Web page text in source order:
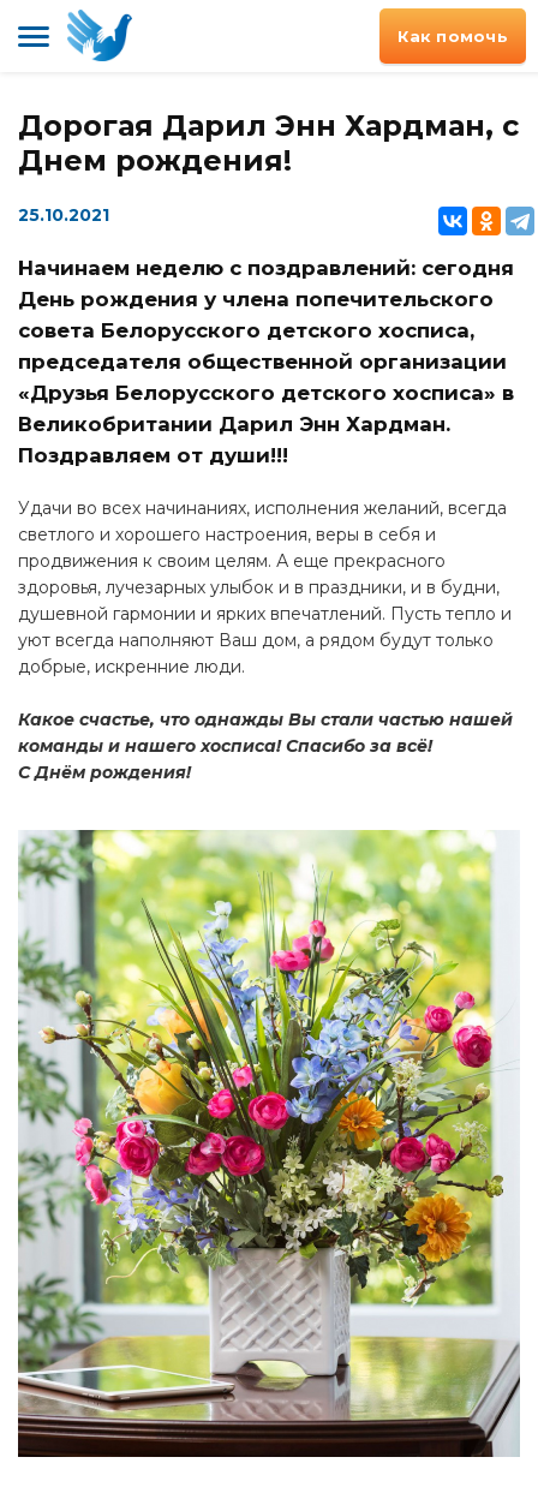
Как помочь
Дорогая Дарил Энн Хардман, с
Днем рождения!
25.10.2021
Начинаем неделю с поздравлений: сегодня
День рождения у члена попечительского
совета Белорусского детского хосписа,
председателя общественной организации
«Друзья Белорусского детского хосписа» в
Великобритании Дарил Энн Хардман.
Поздравляем от души!!!
Удачи во всех начинаниях, исполнения желаний, всегда
светлого и хорошего настроения, веры в себя и
продвижения к своим целям. А еще прекрасного
здоровья, лучезарных улыбок и в праздники, и в будни,
душевной гармонии и ярких впечатлений. Пусть тепло и
уют всегда наполняют Ваш дом, а рядом будут только
добрые, искренние люди.
Какое счастье, что однажды Вы стали частью нашей
команды и нашего хосписа! Спасибо за всё!
С Днём рождения!